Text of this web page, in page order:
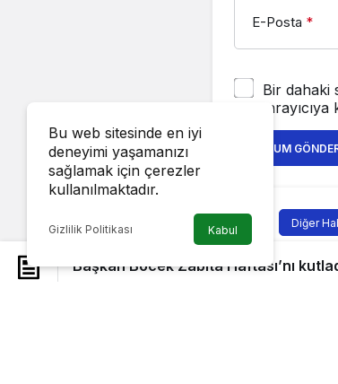
E-Posta *
Bir dahaki
YORUM
Diğer
Başkan Böcek Zabıta Haftası’nı
Bu web sitesinde en iyi
deneyimi yaşamanızı
sağlamak için çerezler
kullanılmaktadır.
Gizlilik Politikası Kabul